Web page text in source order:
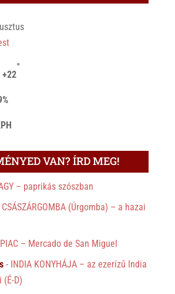
+22
°
VAN? ÍRD MEG!
– paprikás szószban
CSÁSZÁRGOMBA (Úrgomba) – a hazai
– Mercado de San Miguel
- INDIA KONYHÁJA – az ezerízű India
D)